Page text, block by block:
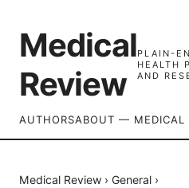
Medical
Review
PLAIN-
HEALTH
AND
AUTHORSABOUT — MEDICAL
Medical Review › General ›